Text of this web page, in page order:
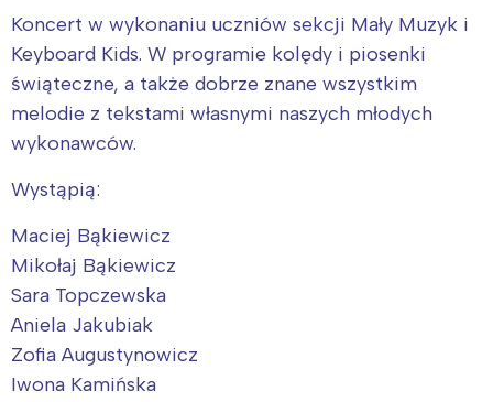
Koncert w wykonaniu uczniów sekcji Mały Muzyk i
Keyboard Kids. W programie kolędy i piosenki
świąteczne, a także dobrze znane wszystkim
melodie z tekstami własnymi naszych młodych
wykonawców.
Wystąpią:
Maciej Bąkiewicz
Mikołaj Bąkiewicz
Sara Topczewska
Aniela Jakubiak
Zofia Augustynowicz
Iwona Kamińska